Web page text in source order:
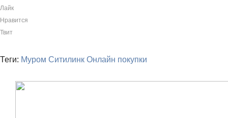
Лайк
Нравится
Твит
Теги: Муром Ситилинк Онлайн покупки